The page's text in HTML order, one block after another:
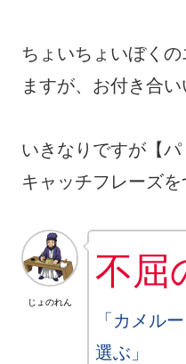
ちょいちょいぼく
ますが、お付き合い
いきなりですが【
キャッチフレーズを
じょのれん
不屈
「カメル
選ぶ」